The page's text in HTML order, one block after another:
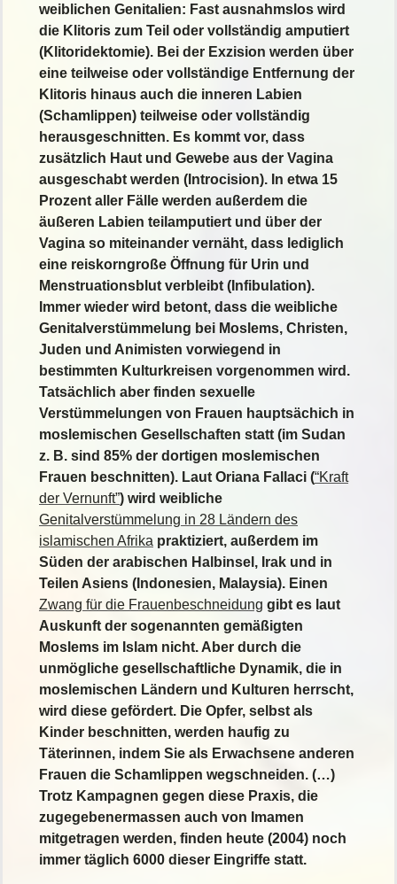
weiblichen Genitalien: Fast ausnahmslos wird
die Klitoris zum Teil oder vollständig amputiert
(Klitoridektomie). Bei der Exzision werden über
eine teilweise oder vollständige Entfernung der
Klitoris hinaus auch die inneren Labien
(Schamlippen) teilweise oder vollständig
herausgeschnitten. Es kommt vor, dass
zusätzlich Haut und Gewebe aus der Vagina
ausgeschabt werden (Introcision). In etwa 15
Prozent aller Fälle werden außerdem die
äußeren Labien teilamputiert und über der
Vagina so miteinander vernäht, dass lediglich
eine reiskorngroße Öffnung für Urin und
Menstruationsblut verbleibt (Infibulation).
Immer wieder wird betont, dass die weibliche
Genitalverstümmelung bei Moslems, Christen,
Juden und Animisten vorwiegend in
bestimmten Kulturkreisen vorgenommen wird.
Tatsächlich aber finden sexuelle
Verstümmelungen von Frauen hauptsächich in
moslemischen Gesellschaften statt (im Sudan
z. B. sind 85% der dortigen moslemischen
Frauen beschnitten). Laut Oriana Fallaci (“Kraft
der Vernunft”) wird weibliche
Genitalverstümmelung in 28 Ländern des
islamischen Afrika praktiziert, außerdem im
Süden der arabischen Halbinsel, Irak und in
Teilen Asiens (Indonesien, Malaysia). Einen
Zwang für die Frauenbeschneidung gibt es laut
Auskunft der sogenannten gemäßigten
Moslems im Islam nicht. Aber durch die
unmögliche gesellschaftliche Dynamik, die in
moslemischen Ländern und Kulturen herrscht,
wird diese gefördert. Die Opfer, selbst als
Kinder beschnitten, werden haufig zu
Täterinnen, indem Sie als Erwachsene anderen
Frauen die Schamlippen wegschneiden. (…)
Trotz Kampagnen gegen diese Praxis, die
zugegebenermassen auch von Imamen
mitgetragen werden, finden heute (2004) noch
immer täglich 6000 dieser Eingriffe statt.